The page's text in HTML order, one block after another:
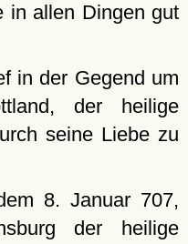
in allen Dingen gut
in der Gegend um
der heilige
seine Liebe zu
8. Januar 707,
der heilige